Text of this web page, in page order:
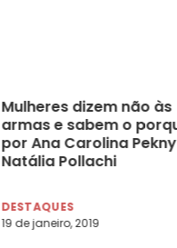
Mulheres dizem não às
armas e sabem o
por Ana Carolina
Natália Pollachi
DESTAQUES
19 de janeiro, 2019